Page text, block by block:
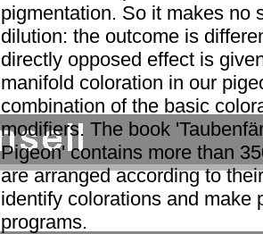
pigmentation. So it makes no
dilution: the outcome is
directly opposed effect is
manifold coloration in our
combination of the basic
modifiers. The book
Pigeon' contains more than
are arranged according to
identify colorations and make
programs.